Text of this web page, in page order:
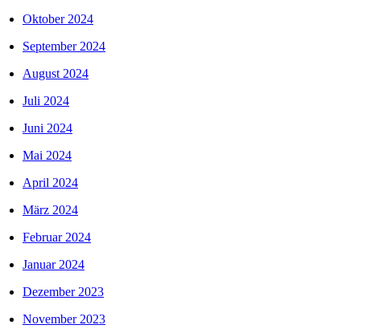
Oktober 2024
September 2024
August 2024
Juli 2024
Juni 2024
Mai 2024
April 2024
März 2024
Februar 2024
Januar 2024
Dezember 2023
November 2023